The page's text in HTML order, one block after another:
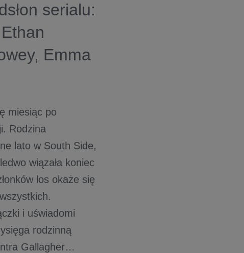
serialu:
Emma
miesiąc po
Rodzina
lato w South Side,
wiązała koniec
los okaże się
i uświadomi
rodzinną
Gallagher…